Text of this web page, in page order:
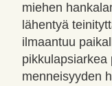
miehen
lähentyä
ilmaantuu
pikkulapsiarkea
menneisyyden